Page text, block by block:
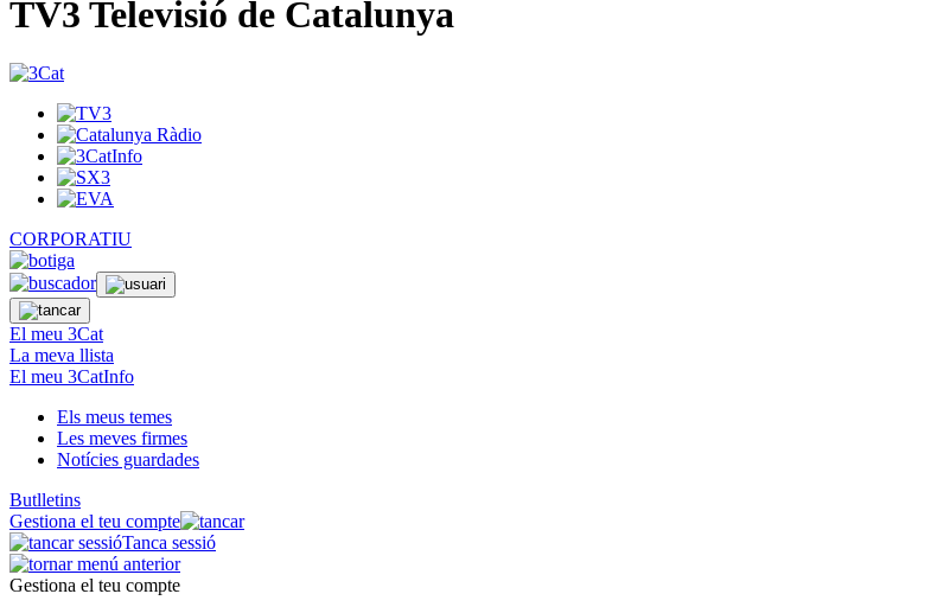
TV3 Televisió de Catalunya
CORPORATIU
El meu 3Cat
La meva llista
El meu 3CatInfo
Els meus temes
Les meves firmes
Notícies guardades
Butlletins
Gestiona el teu compte
Tanca sessió
Gestiona el teu compte